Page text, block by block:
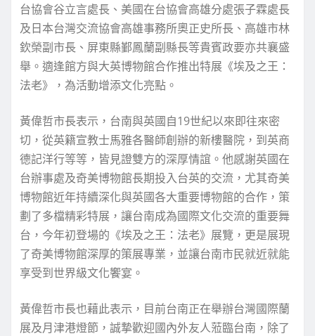
台協會谷立言處長、美國在台協會高雄分處張子霖處長
及日本台灣交流協會高雄事務所奧正史所長、高雄市林
欽榮副市長、屏東縣鄞鳳蘭副縣長等貴賓政要亦共襄盛
舉。適逢館方與大英博物館合作推出特展《埃及之王：
法老》，為活動增添文化亮點。
黃偉哲市長表示，台南與英國自19世紀以來即往來密
切，從英籍宣教士馬雅各醫師創辦的新樓醫院，到英商
德記洋行等等，皆見證雙方的深厚情誼。他感謝英國在
台辦事處及奇美博物館長期投入台英的交流，尤其奇美
博物館近年持續深化與英國各大重要博物館的合作，策
劃了多檔精彩特展，讓台南成為國際文化交流的重要舞
台，今年初登場的《埃及之王：法老》展覽，更是展現
了奇美博物館深厚的策展專業，並讓台南市民就近就能
享受到世界級文化饗宴。
黃偉哲市長也藉此表示，目前台南正在舉辦台灣國際蘭
展及月津港燈節，誠摯歡迎國內外友人蒞臨台南，除了